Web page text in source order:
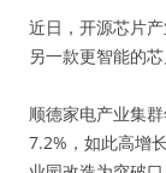
近日，开源芯片
另一款更智能的芯
顺德家电产业集
7.2%，如此高增